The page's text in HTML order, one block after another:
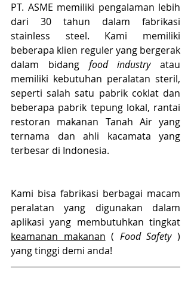
PT. ASME memiliki pengalaman lebih
dari 30 tahun dalam fabrikasi
stainless steel. Kami memiliki
beberapa klien reguler yang bergerak
dalam bidang food industry atau
memiliki kebutuhan peralatan steril,
seperti salah satu pabrik coklat dan
beberapa pabrik tepung lokal, rantai
restoran makanan Tanah Air yang
ternama dan ahli kacamata yang
terbesar di Indonesia.
Kami bisa fabrikasi berbagai macam
peralatan yang digunakan dalam
keamanan makanan ( Food Safety )
yang tinggi demi anda!